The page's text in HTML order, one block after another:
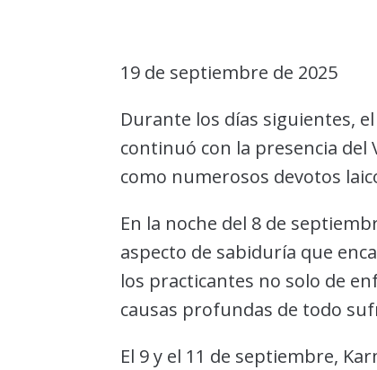
19 de septiembre de 2025
Durante los días siguientes,
continuó con la presencia
como numerosos devotos
En la noche del 8 de
aspecto de sabiduría que
los practicantes no solo de
causas profundas de todo
El 9 y el 11 de septiembre,